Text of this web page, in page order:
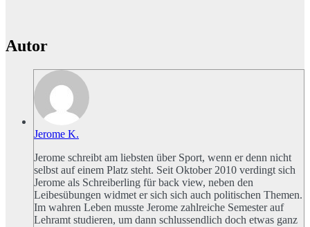
Autor
Jerome K.
Jerome schreibt am liebsten über Sport, wenn er denn nicht
selbst auf einem Platz steht. Seit Oktober 2010 verdingt sich
Jerome als Schreiberling für back view, neben den
Leibesübungen widmet er sich sich auch politischen Themen.
Im wahren Leben musste Jerome zahlreiche Semester auf
Lehramt studieren, um dann schlussendlich doch etwas ganz